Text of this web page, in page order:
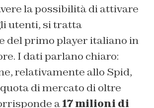
la possibilità di attivare
utenti, si tratta
del primo player italiano in
I dati parlano chiaro:
relativamente allo Spid,
di mercato di oltre
a17 milioni di